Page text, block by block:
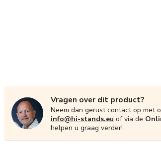
Vragen over dit product?
Neem dan gerust contact op met
info@hi-stands.eu of via de
helpen u graag verder!